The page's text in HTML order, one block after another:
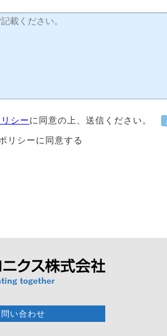
シーに同意の上、送信ください。
リシーに同意する
問い合わせ